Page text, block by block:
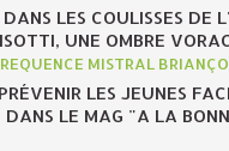
DANS LES COULISSES DE
UNE OMBRE
MISTRAL
LES JEUNES
DANS LE MAG "A LA